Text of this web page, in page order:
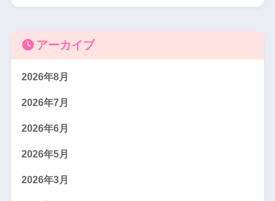
アーカイブ
2026年8月
2026年7月
2026年6月
2026年5月
2026年3月